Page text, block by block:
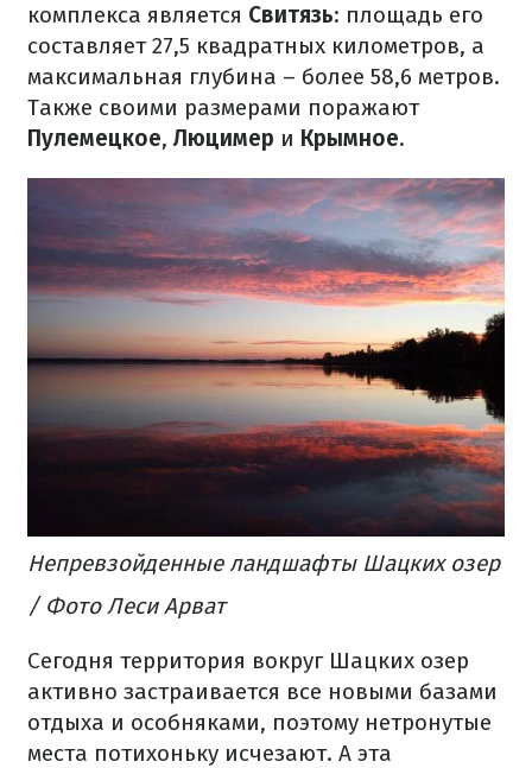
комплекса является Свитязь: площадь его
составляет 27,5 квадратных километров, а
максимальная глубина – более 58,6 метров.
Также своими размерами поражают
Пулемецкое, Люцимер и Крымное.
Непревзойденные ландшафты Шацких озер
/ Фото Леси Арват
Сегодня территория вокруг Шацких озер
активно застраивается все новыми базами
отдыха и особняками, поэтому нетронутые
места потихоньку исчезают. А эта